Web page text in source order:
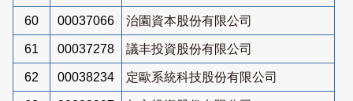
60 00037066 治園資本股份有限公司
61 00037278 議丰投資股份有限公司
62 00038234 定歐系統科技股份有限公司